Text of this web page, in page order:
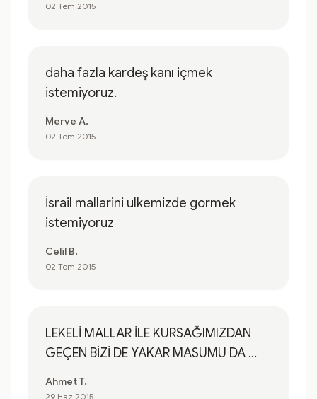
02 Tem 2015
daha fazla kardeş kanı içmek
istemiyoruz.
Merve A.
02 Tem 2015
İsrail mallarini ulkemizde gormek
istemiyoruz
Celil B.
02 Tem 2015
LEKELİ MALLAR İLE KURSAĞIMIZDAN
GEÇEN BİZİ DE YAKAR MASUMU DA ...
Ahmet T.
29 Haz 2015